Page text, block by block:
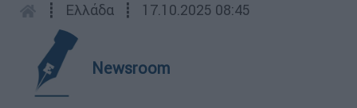
┋ Ελλάδα ┋ 17.10.2025 08:45
Newsroom